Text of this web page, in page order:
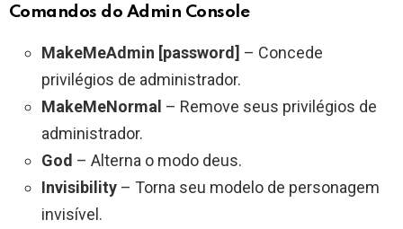
Comandos do Admin Console
MakeMeAdmin [password] – Concede
privilégios de administrador.
MakeMeNormal – Remove seus privilégios de
administrador.
God – Alterna o modo deus.
Invisibility – Torna seu modelo de personagem
invisível.